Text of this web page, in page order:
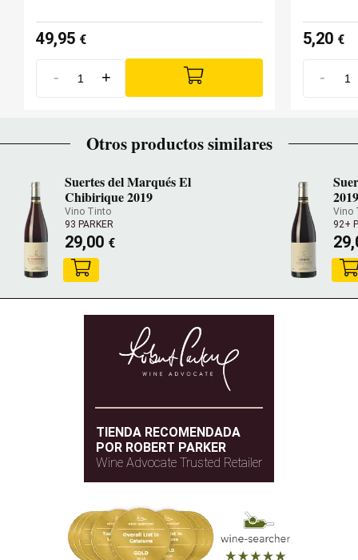
49,95 €
- +
5,20 €
-
Otros productos similares
Suertes del Marqués El
Chibirique 2019
Vino Tinto
93 PARKER
29,00 €
2019
Vino
92+
TIENDA RECOMENDADA
POR ROBERT PARKER
Wine Advocate Trusted Retailer